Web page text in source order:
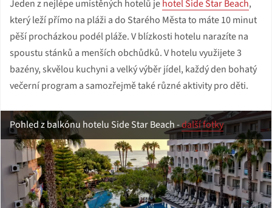
Jeden z nejlépe umístěných hotelů jehotel Side Star Beach,
který leží přímo na pláži a do Starého Města to máte 10 minut
pěší procházkou podél pláže. V blízkosti hotelu narazíte na
spoustu stánků a menších obchůdků. V hotelu využijete 3
bazény, skvělou kuchyni a velký výběr jídel, každý den bohatý
večerní program a samozřejmě také různé aktivity pro děti.
Pohled z balkónu hotelu Side Star Beach -další fotky